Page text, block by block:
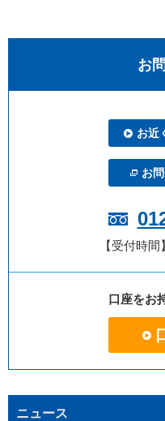
お
お近
お
【受付時
口座をお
ニュース